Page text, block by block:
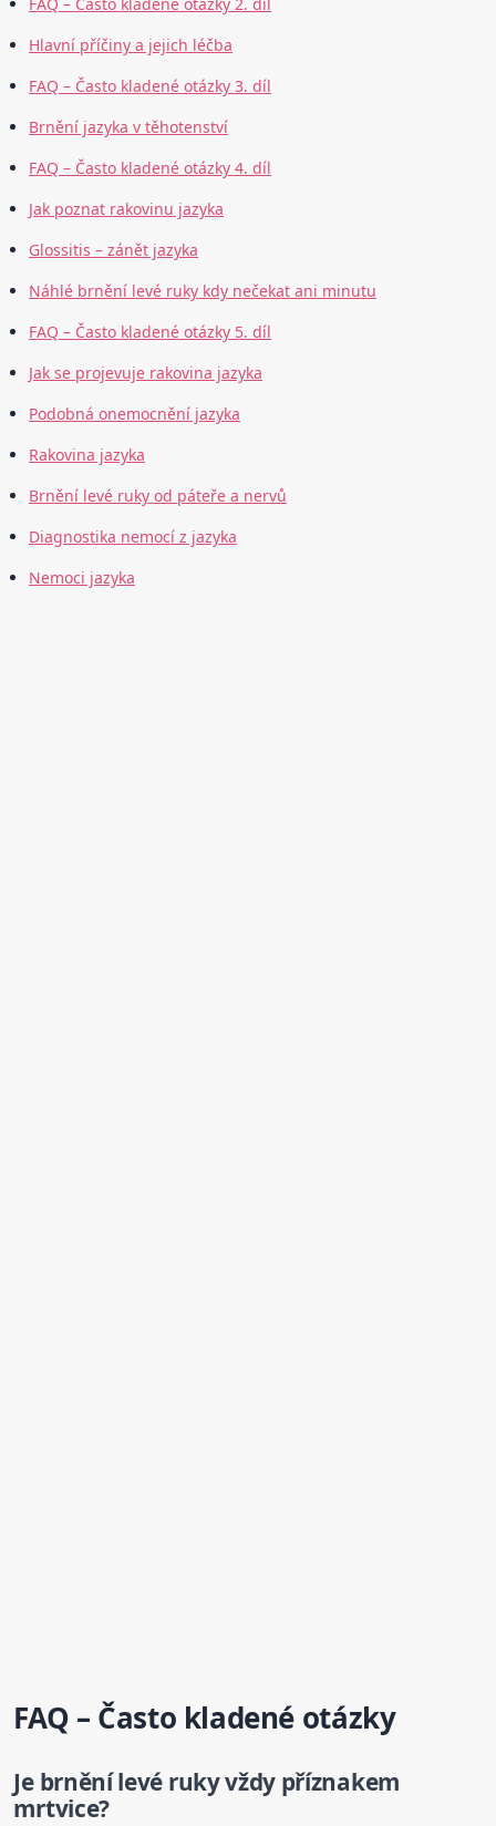
FAQ – Často kladené otázky 2. díl
Hlavní příčiny a jejich léčba
FAQ – Často kladené otázky 3. díl
Brnění jazyka v těhotenství
FAQ – Často kladené otázky 4. díl
Jak poznat rakovinu jazyka
Glossitis – zánět jazyka
Náhlé brnění levé ruky kdy nečekat ani minutu
FAQ – Často kladené otázky 5. díl
Jak se projevuje rakovina jazyka
Podobná onemocnění jazyka
Rakovina jazyka
Brnění levé ruky od páteře a nervů
Diagnostika nemocí z jazyka
Nemoci jazyka
FAQ – Často kladené otázky
Je brněnílevé ruky vždy příznakem
mrtvice?